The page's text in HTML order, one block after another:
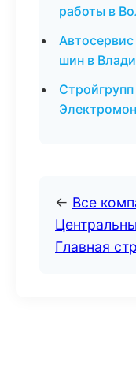
работы в
шин в
← Все
Главная